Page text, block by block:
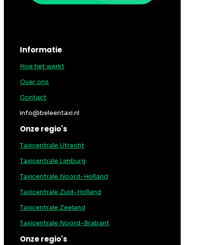
Informatie
Hoe het werkt
Over ons
Contact
info@beleentaxi.nl
Onze regio's
Taxicentrale Utrecht
Taxicentrale Limburg
Taxicentrale Noord-Holland
Taxicentrale Zuid-Holland
Taxicentrale Zeeland
Taxicentrale Noord-Brabant
Onze regio's